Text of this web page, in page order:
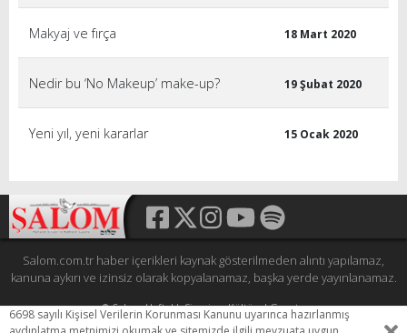
Makyaj ve fırça 18 Mart 2020
Nedir bu ‘No Makeup’ make-up? 19 Şubat 2020
Yeni yıl, yeni kararlar 15 Ocak 2020
Salom.com.tr haber içerikleri kaynak gösterilmeden alıntı yapılamaz,
kanuna aykırı ve izinsiz olarak kopyalanamaz, başka yerde yayınlanamaz.
© Şalom Haftalık Siyasi ve Kültürel Gazete
Tüm hakları saklıdır.
6698 sayılı Kişisel Verilerin Korunması Kanunu uyarınca hazırlanmış